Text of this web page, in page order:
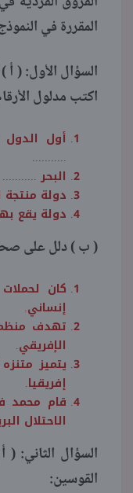
المقررة في
السؤال الأول: ( أ
اكتب مدلول
أول
...........
البحر ...........
دولة منتجة
دولة يقع
( ب ) دلل على صحة
كان
إنساني.
تهدف
الإفريقي.
يتميز
إفريقيا.
قام محمد
الاحتلال
السؤال الثاني:
القوسين: